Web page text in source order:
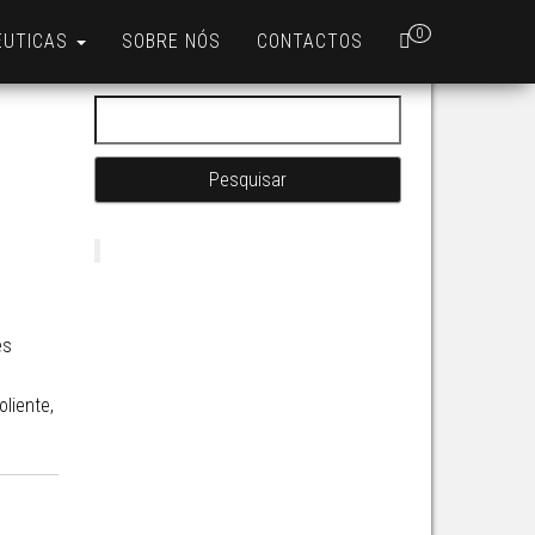
0
SOBRE NÓS CONTACTOS